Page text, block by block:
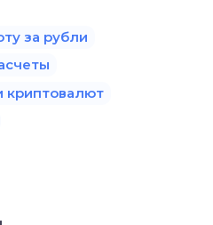
за рубли
криптовалют